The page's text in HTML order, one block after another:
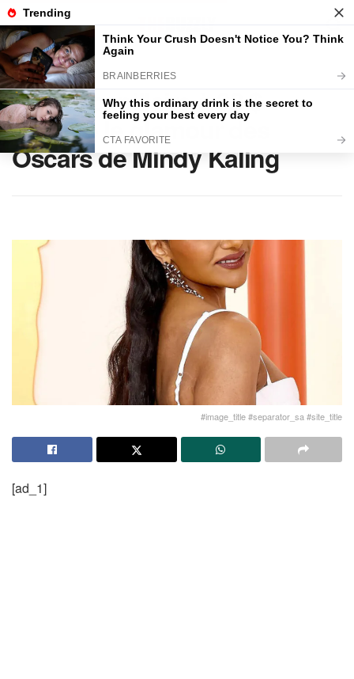
Home BEAUTÉ
L’huile capillaire à 38 $
derrière le glamour des
Oscars de Mindy Kaling
#image_title #separator_sa #site_title
[ad_1]